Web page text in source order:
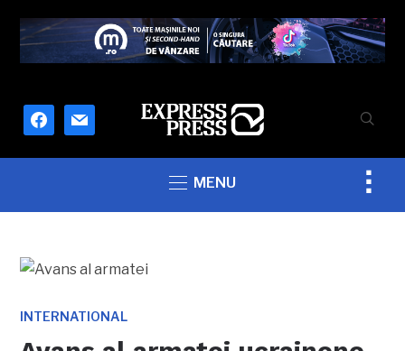
facebook
mail
MENU
INTERNATIONAL